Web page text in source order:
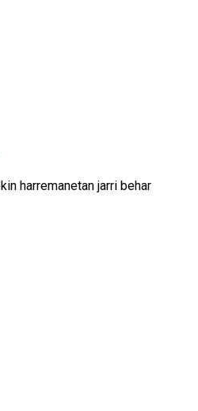
harremanetan jarri behar